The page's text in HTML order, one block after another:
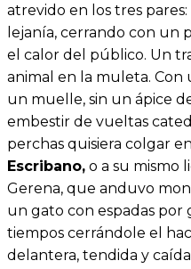
atrevido en los tres pares:
lejanía, cerrando con un
el calor del público. Un
animal en la muleta.
un muelle, sin un ápice
embestir de vueltas
perchas quisiera colgar
Escribano, o a su mismo
Gerena, que anduvo
un gato con espadas por
tiempos cerrándole el
delantera, tendida y